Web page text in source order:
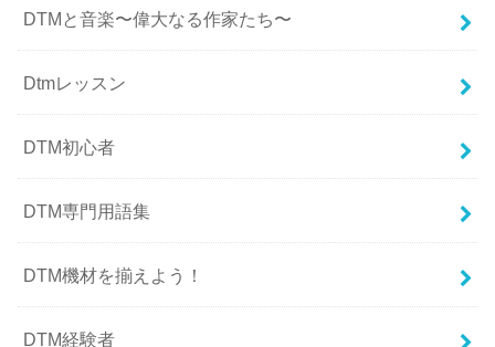
DTMと音楽〜偉大なる作家たち〜
Dtmレッスン
DTM初心者
DTM専門用語集
DTM機材を揃えよう！
DTM経験者